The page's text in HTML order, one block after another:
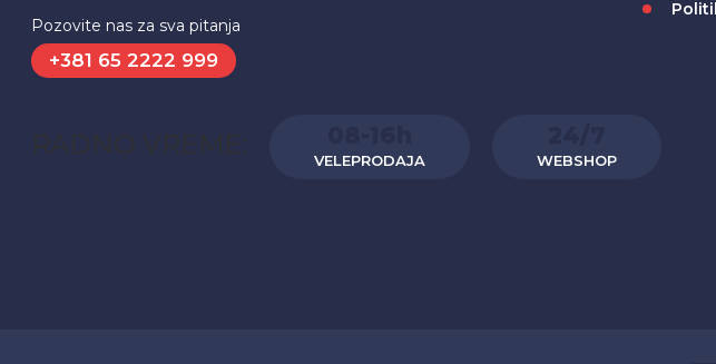
Pozovite nas za sva pitanja
+381 65 2222 999
RADNO VREME:
VELEPRODAJA WEBSHOP